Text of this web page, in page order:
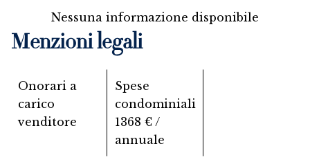
Nessuna informazione disponibile
Menzioni legali
Onorari a
carico
venditore
Spese
condominiali
1368 € /
annuale